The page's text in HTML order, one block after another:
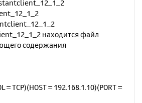
находится файл
содержания
= TCP)(HOST = 192.168.1.10)(PORT =